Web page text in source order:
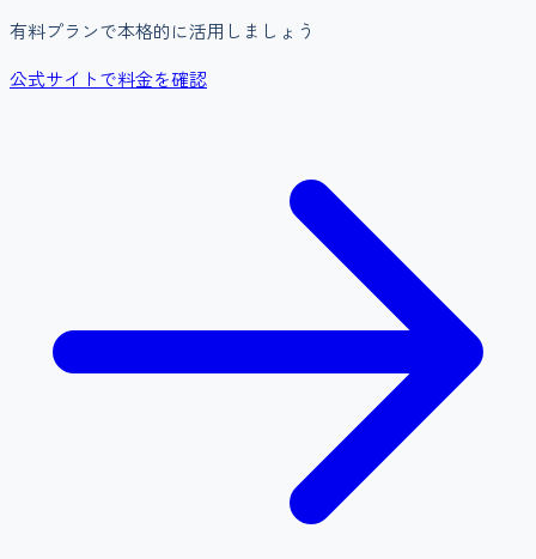
有料プランで本格的に活用しましょう
公式サイトで料金を確認